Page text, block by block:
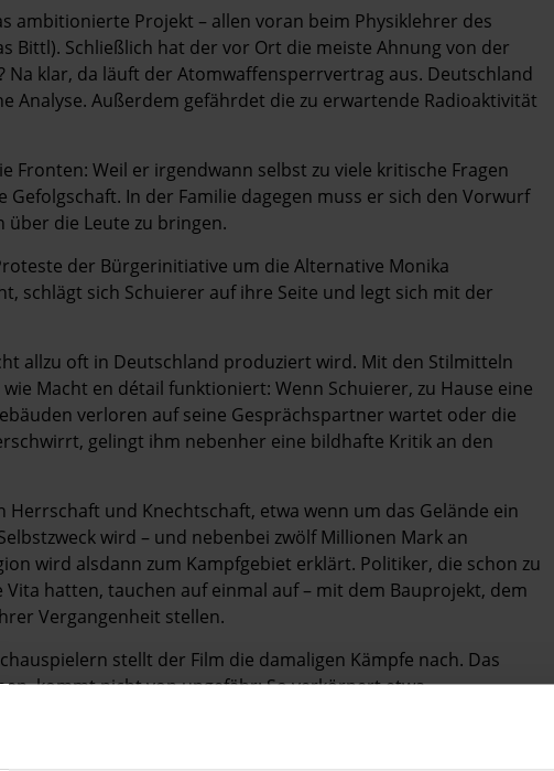
ambitionierte Projekt – allen voran beim Physiklehrer des
Bittl). Schließlich hat der vor Ort die meiste Ahnung von der
Na klar, da läuft der Atomwaffensperrvertrag aus. Deutschland
Analyse. Außerdem gefährdet die zu erwartende Radioaktivität
Fronten: Weil er irgendwann selbst zu viele kritische Fragen
In der Familie dagegen muss er sich den Vorwurf
über die Leute zu bringen.
der Bürgerinitiative um die Alternative Monika
schlägt sich Schuierer auf ihre Seite und legt sich mit der
allzu oft in Deutschland produziert wird. Mit den Stilmitteln
Macht en détail funktioniert: Wenn Schuierer, zu Hause eine
verloren auf seine Gesprächspartner wartet oder die
­gelingt ihm nebenher eine bildhafte Kritik an den
Herrschaft und Knechtschaft, etwa wenn um das Gelände ein
wird – und nebenbei zwölf Millionen Mark an
wird alsdann zum Kampfgebiet erklärt. Politiker, die schon zu
hatten, tauchen auf einmal auf – mit dem Bauprojekt, dem
Vergangenheit stellen.
stellt der Film die damaligen Kämpfe nach. Das
kommt nicht von ungefähr: So verkörpert etwa
Gegenfurtner gar die Rolle ihrer eigenen Mutter Irene, die
war. Zudem beleben etliche Statisten aus der Region die
des historisch-politischen Kinos.